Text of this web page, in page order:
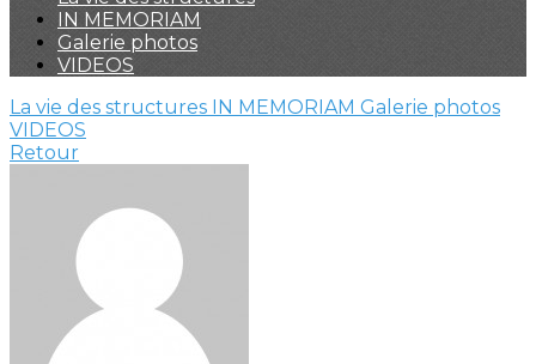
IN MEMORIAM
Galerie photos
VIDEOS
La vie des structures IN MEMORIAM Galerie photos
VIDEOS
Retour